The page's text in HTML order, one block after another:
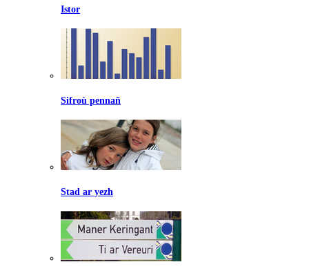
Istor
Sifroù pennañ
Stad ar yezh